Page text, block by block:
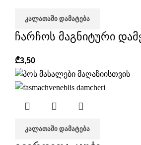
ᲙᲐᲚᲐᲗᲐᲨᲘ ᲓᲐᲛᲐᲢᲔᲑᲐ
ჩარჩოს მაგნიტური
₾3,50
ᲙᲐᲚᲐᲗᲐᲨᲘ ᲓᲐᲛᲐᲢᲔᲑᲐ